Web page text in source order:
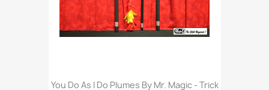
You Do As I Do Plumes By Mr. Magic - Trick